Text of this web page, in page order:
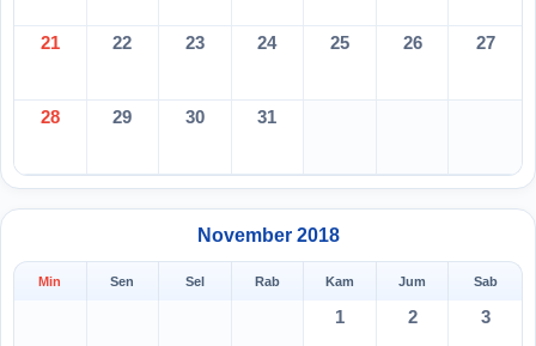
21 22 23 24 25 26 27
28 29 30 31
November 2018
Min Sen Sel Rab Kam Jum Sab
1 2 3